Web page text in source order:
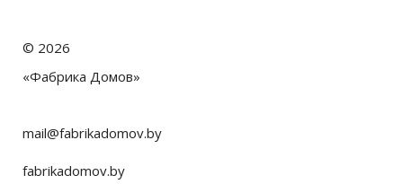
© 2026
«Фабрика Домов»
mail@fabrikadomov.by
fabrikadomov.by